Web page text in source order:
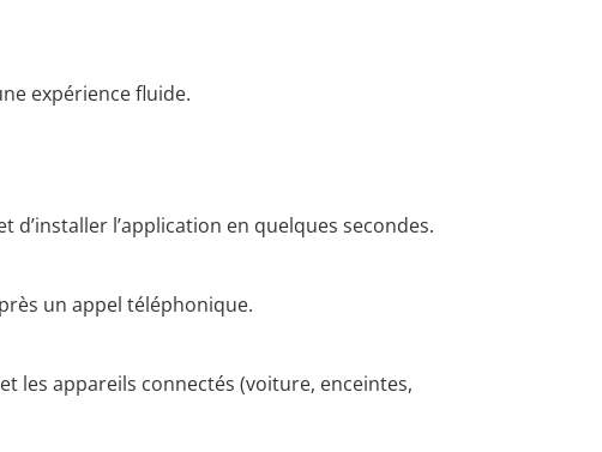
expérience fluide.
l’application en quelques secondes.
un appel téléphonique.
les appareils connectés (voiture, enceintes,